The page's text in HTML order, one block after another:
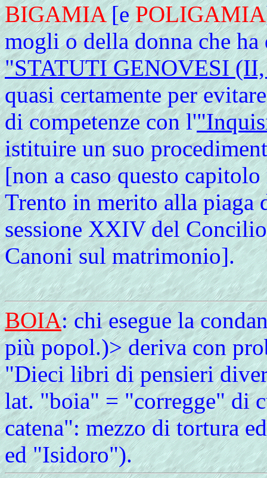
BIGAMIA[ePOLIGAMIA
mogli o della donna che
"STATUTI GENOVESI
quasi certamente per
di competenze con l'
istituire un suo
[non a caso questo
Trento in merito alla
sessione XXIV del
Canoni sul matrimonio].
BOIA: chi esegue la
più popol.)> deriva con
"Dieci libri di pensieri
lat. "boia" = "corregge" di
catena": mezzo di tortura
ed "Isidoro").